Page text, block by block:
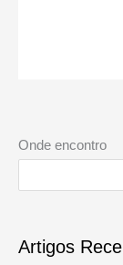
Onde encontro
Artigos